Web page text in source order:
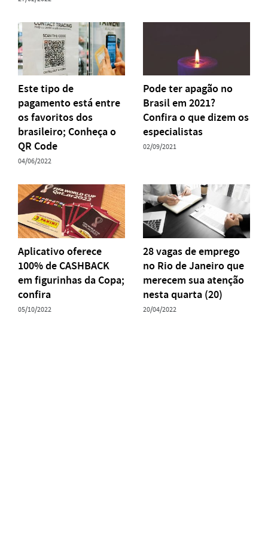
Este tipo de
pagamento está entre
os favoritos dos
brasileiro; Conheça o
QR Code
04/06/2022
Pode ter apagão no
Brasil em 2021?
Confira o que dizem os
especialistas
02/09/2021
Aplicativo oferece
100% de CASHBACK
em figurinhas da Copa;
confira
05/10/2022
28 vagas de emprego
no Rio de Janeiro que
merecem sua atenção
nesta quarta (20)
20/04/2022